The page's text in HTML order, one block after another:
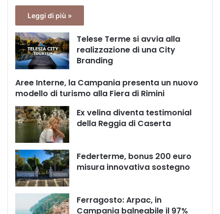
Leggi di più »
Telese Terme si avvia alla
realizzazione di una City
Branding
Aree Interne, la Campania presenta un nuovo
modello di turismo alla Fiera di Rimini
Ex velina diventa testimonial
della Reggia di Caserta
Federterme, bonus 200 euro
misura innovativa sostegno
Ferragosto: Arpac, in
Campania balneabile il 97%